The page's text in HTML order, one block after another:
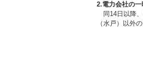
2.電力会社の
同14日以降、
（水戸）以外